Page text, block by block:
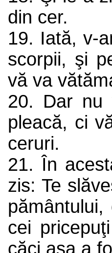
din cer.
19. Iată, v-
scorpii, şi
vă va
20. Dar nu
pleacă, ci
ceruri.
21. În
zis: Te
cei
căci aşa a